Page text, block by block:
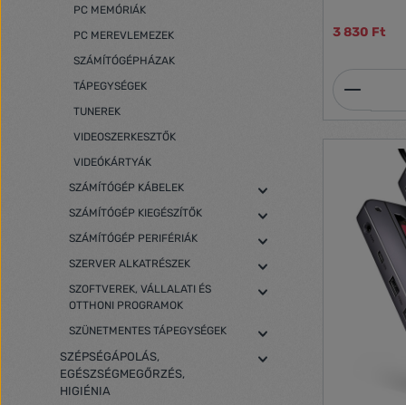
PC MEMÓRIÁK
PC MEREVLEMEZEK
SZÁMÍTÓGÉPHÁZAK
TÁPEGYSÉGEK
TUNEREK
VIDEOSZERKESZTŐK
VIDEÓKÁRTYÁK
SZÁMÍTÓGÉP KÁBELEK
SZÁMÍTÓGÉP KIEGÉSZÍTŐK
SZÁMÍTÓGÉP PERIFÉRIÁK
SZERVER ALKATRÉSZEK
SZOFTVEREK, VÁLLALATI ÉS
OTTHONI PROGRAMOK
SZÜNETMENTES TÁPEGYSÉGEK
SZÉPSÉGÁPOLÁS,
EGÉSZSÉGMEGŐRZÉS,
HIGIÉNIA
3 830 Ft